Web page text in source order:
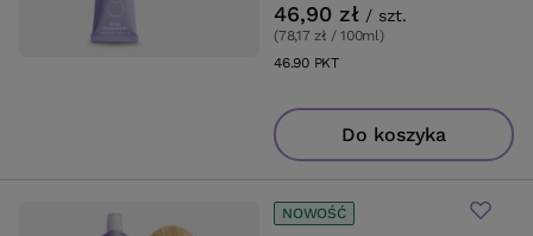
46,90 zł / szt.
(78,17 zł / 100ml)
46.90PKTpunktów
Do koszyka
NOWOŚĆ